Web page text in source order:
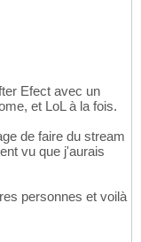
Efect avec un
et LoL à la fois.
de faire du stream
vu que j'aurais
personnes et voilà